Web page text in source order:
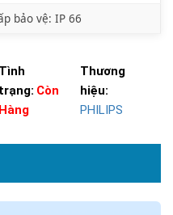
bảo vệ: IP 66
Tình
trạng: Còn
Hàng
Thương
hiệu:
PHILIPS